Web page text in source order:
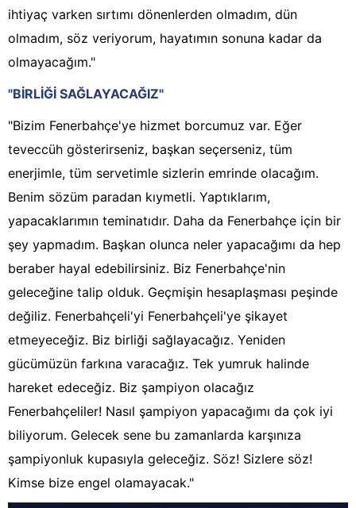
ihtiyaç varken sırtımı dönenlerden olmadım, dün
olmadım, söz veriyorum, hayatımın sonuna kadar da
olmayacağım."
"BİRLİĞİ SAĞLAYACAĞIZ"
"Bizim Fenerbahçe'ye hizmet borcumuz var. Eğer
teveccüh gösterirseniz, başkan seçerseniz, tüm
enerjimle, tüm servetimle sizlerin emrinde olacağım.
Benim sözüm paradan kıymetli. Yaptıklarım,
yapacaklarımın teminatıdır. Daha da Fenerbahçe için bir
şey yapmadım. Başkan olunca neler yapacağımı da hep
beraber hayal edebilirsiniz. Biz Fenerbahçe'nin
geleceğine talip olduk. Geçmişin hesaplaşması peşinde
değiliz. Fenerbahçeli'yi Fenerbahçeli'ye şikayet
etmeyeceğiz. Biz birliği sağlayacağız. Yeniden
gücümüzün farkına varacağız. Tek yumruk halinde
hareket edeceğiz. Biz şampiyon olacağız
Fenerbahçeliler! Nasıl şampiyon yapacağımı da çok iyi
biliyorum. Gelecek sene bu zamanlarda karşınıza
şampiyonluk kupasıyla geleceğiz. Söz! Sizlere söz!
Kimse bize engel olamayacak."